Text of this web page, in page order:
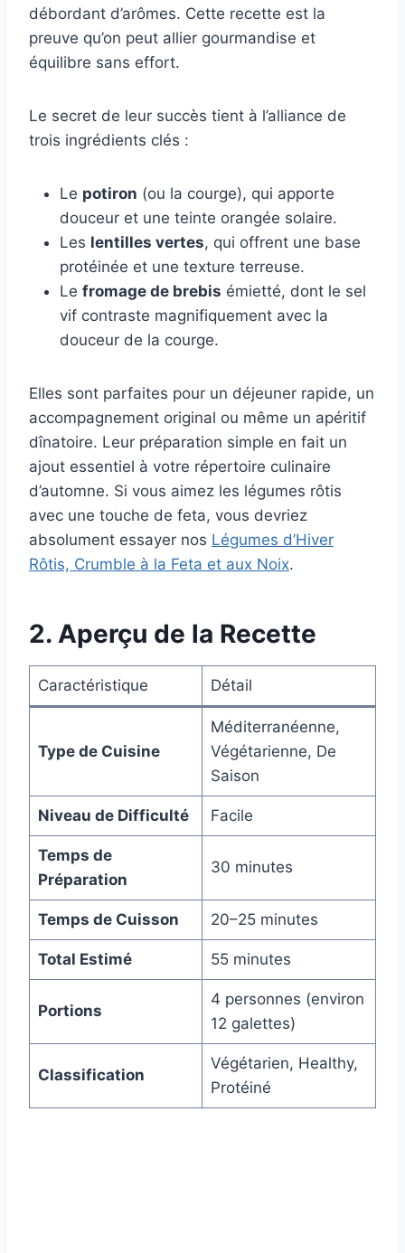
débordant d’arômes. Cette recette est la
preuve qu’on peut allier gourmandise et
équilibre sans effort.
Le secret de leur succès tient à l’alliance de
trois ingrédients clés :
Le potiron (ou la courge), qui apporte
douceur et une teinte orangée solaire.
Les lentilles vertes, qui offrent une base
protéinée et une texture terreuse.
Le fromage de brebis émietté, dont le sel
vif contraste magnifiquement avec la
douceur de la courge.
Elles sont parfaites pour un déjeuner rapide, un
accompagnement original ou même un apéritif
dînatoire. Leur préparation simple en fait un
ajout essentiel à votre répertoire culinaire
d’automne. Si vous aimez les légumes rôtis
avec une touche de feta, vous devriez
absolument essayer nos Légumes d’Hiver
Rôtis, Crumble à la Feta et aux Noix.
2. Aperçu de la Recette
Caractéristique Détail
Type de Cuisine
Méditerranéenne,
Végétarienne, De
Saison
Niveau de Difficulté Facile
Temps de
Préparation
30 minutes
Temps de Cuisson 20–25 minutes
Total Estimé 55 minutes
Portions
4 personnes (environ
12 galettes)
Classification
Végétarien, Healthy,
Protéiné